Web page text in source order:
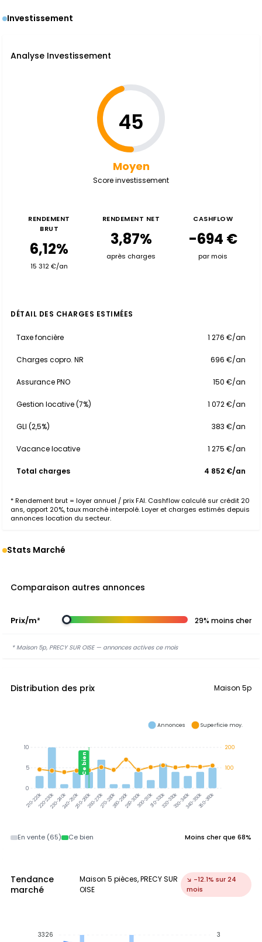
Investissement
Analyse Investissement
45
Moyen
Score investissement
RENDEMENT
BRUT
6,12%
15 312 €/an
RENDEMENT NET
3,87%
après charges
CASHFLOW
-694 €
par mois
DÉTAIL DES CHARGES ESTIMÉES
Taxe foncière 1 276 €/an
Charges copro. NR 696 €/an
Assurance PNO 150 €/an
Gestion locative (7%) 1 072 €/an
GLI (2,5%) 383 €/an
Vacance locative 1 275 €/an
Total charges 4 852 €/an
* Rendement brut = loyer annuel / prix FAI. Cashflow calculé sur crédit 20
ans, apport 20%, taux marché interpolé. Loyer et charges estimés depuis
annonces location du secteur.
Stats Marché
Comparaison autres annonces
Prix/m² 29% moins cher
* Maison 5p, PRECY SUR OISE — annonces actives ce mois
Distribution des prix Maison 5p
210-220k220-230k230-240k240-250k250-260k260-270k270-280k280-290k290-300k300-310k310-320k320-330k330-340k340-350k350-360k
Ce bien
200
100
10
5
0
Annonces Superficie moy.
En vente (65) Ce bien Moins cher que 68%
Tendance
marché
Maison 5 pièces, PRECY SUR
OISE
↘ -12.1% sur 24
mois
3
3326